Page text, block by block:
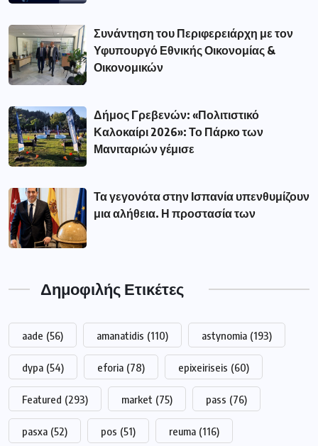
Συνάντηση του Περιφερειάρχη με τον
Υφυπουργό Εθνικής Οικονομίας &
Οικονομικών
Δήμος Γρεβενών: «Πολιτιστικό
Καλοκαίρι 2026»: Το Πάρκο των
Μανιταριών γέμισε
Τα γεγονότα στην Ισπανία υπενθυμίζουν
μια αλήθεια. Η προστασία των
Δημοφιλής Ετικέτες
aade (56) amanatidis (110) astynomia (193)
dypa (54) eforia (78) epixeiriseis (60)
Featured (293) market (75) pass (76)
pasxa (52) pos (51) reuma (116)